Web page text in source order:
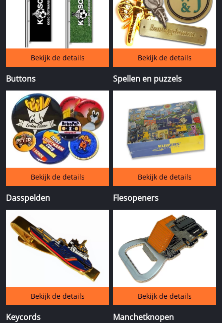
Bekijk de details Bekijk de details
Buttons
Bekijk de details
Spellen en puzzels
Bekijk de details
Dasspelden
Bekijk de details
Flesopeners
Bekijk de details
Keycords Manchetknopen